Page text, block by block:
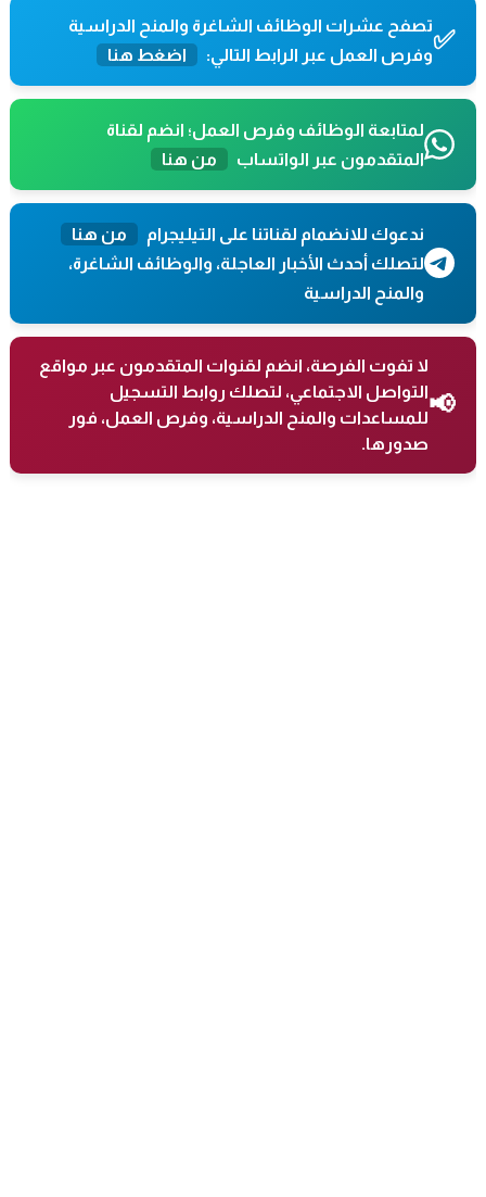
✅تصفح عشرات الوظائف الشاغرة والمنح الدراسية
وفرص العمل عبر الرابط التالي:
اضغط هنا
لمتابعة الوظائف وفرص العمل؛ انضم لقناة
المتقدمون عبر الواتساب
من هنا
ندعوك للانضمام لقناتنا على التيليجرام
من هنا
لتصلك أحدث الأخبار العاجلة، والوظائف الشاغرة،
والمنح الدراسية
📢
لا تفوت الفرصة، انضم لقنوات المتقدمون عبر مواقع
التواصل الاجتماعي، لتصلك روابط التسجيل
للمساعدات والمنح الدراسية، وفرص العمل، فور
صدورها.